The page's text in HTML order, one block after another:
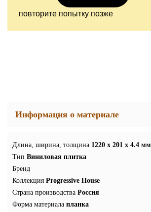
повторите попытку позже
Информация о материале
Длина, ширина, толщина 1220 x 201 x 4.4 мм
Тип Виниловая плитка
Бренд
Коллекция Progressive House
Страна производства Россия
Форма материала планка